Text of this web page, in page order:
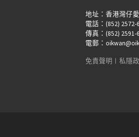
地址：香港灣仔
電話：(852) 2572-
傳真：(852) 2591-
電郵：
免責聲明 ︱ 私隱